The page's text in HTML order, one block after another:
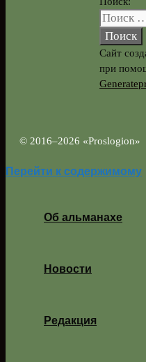
Сайт
при
© 2016–2026 «Proslogion»
Перейти к содержимому
Об альманахе
Новости
Редакция